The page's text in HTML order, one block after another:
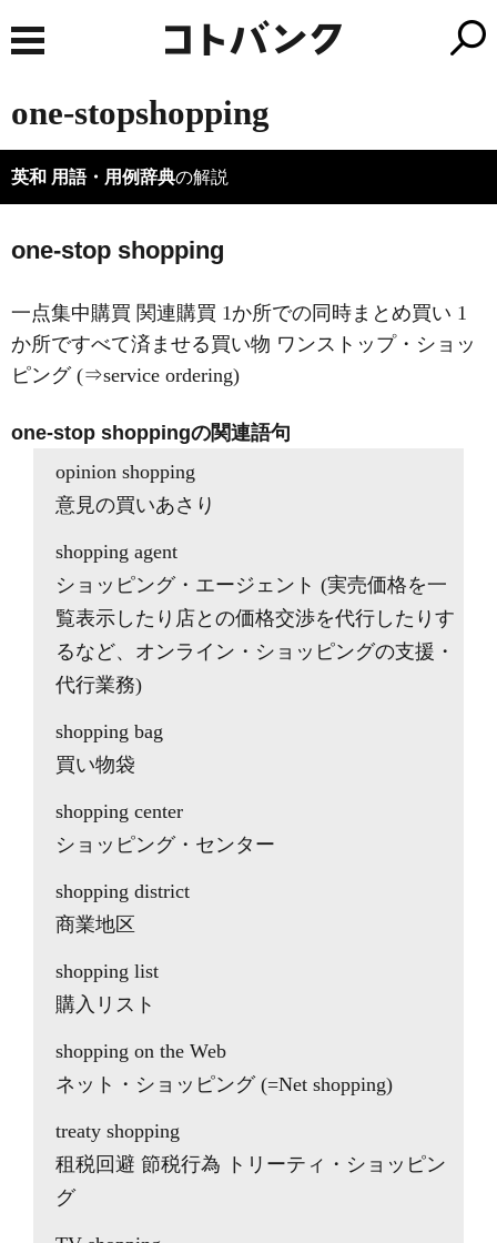
one-stopshopping
英和 用語・用例辞典の解説
one-stop shopping
一点集中購買 関連購買 1か所での同時まとめ買い 1
か所ですべて済ませる買い物 ワンストップ・ショッ
ピング (⇒service ordering)
one-stop shoppingの関連語句
opinion shopping
意見の買いあさり
shopping agent
ショッピング・エージェント (実売価格を一
覧表示したり店との価格交渉を代行したりす
るなど、オンライン・ショッピングの支援・
代行業務)
shopping bag
買い物袋
shopping center
ショッピング・センター
shopping district
商業地区
shopping list
購入リスト
shopping on the Web
ネット・ショッピング (=Net shopping)
treaty shopping
租税回避 節税行為 トリーティ・ショッピン
グ